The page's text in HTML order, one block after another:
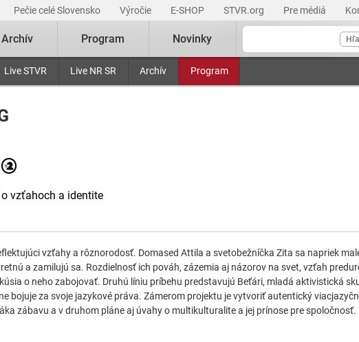
Pečie celé Slovensko Výročie E-SHOP STVR.org Pre médiá
Live STVR Live NR SR Archív Program
Archív Program Novinky
vzťahoch a identite
vzťahy a rôznorodosť. Domased Attila a svetobežníčka Zita sa napriek
a zamilujú sa. Rozdielnosť ich pováh, zázemia aj názorov na svet, vzťah
o neho zabojovať. Druhú líniu príbehu predstavujú Beťári, mladá aktivistická
bojuje za svoje jazykové práva. Zámerom projektu je vytvoriť autentický
zábavu a v druhom pláne aj úvahy o multikulturalite a jej prínose pre spoločnosť.